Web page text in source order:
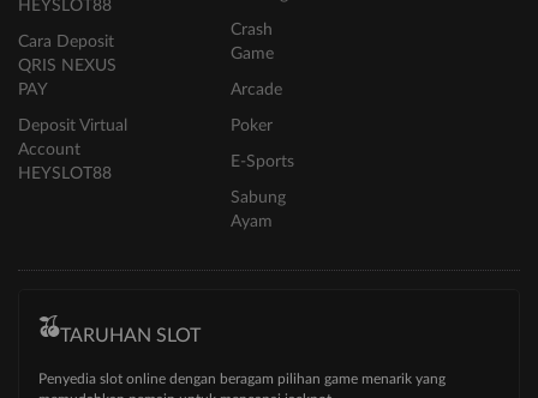
HEYSLOT88
Cara Deposit
QRIS NEXUS
PAY
Deposit Virtual
Account
HEYSLOT88
Crash
Game
Arcade
Poker
E-Sports
Sabung
Ayam
TARUHAN SLOT
Penyedia slot online dengan beragam pilihan game menarik yang